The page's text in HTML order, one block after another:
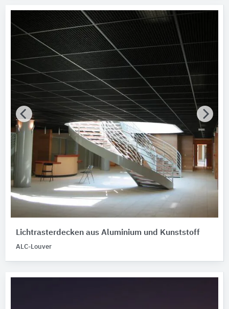
Lichtrasterdecken aus Aluminium und Kunststoff
ALC-Louver